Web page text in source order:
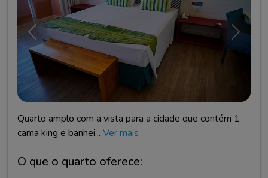
Anterior
Quarto amplo com a vista para a cidade que contém 1
cama king e banhei... Ver mais
O que o quarto oferece: